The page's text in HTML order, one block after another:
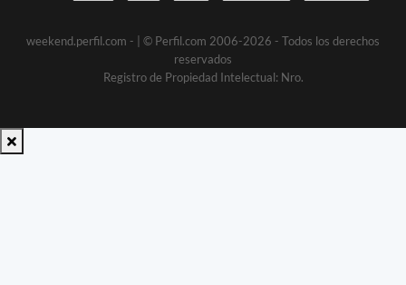
weekend.perfil.com -
| © Perfil.com 2006-2026 - Todos los derechos
reservados
Registro de Propiedad Intelectual: Nro.